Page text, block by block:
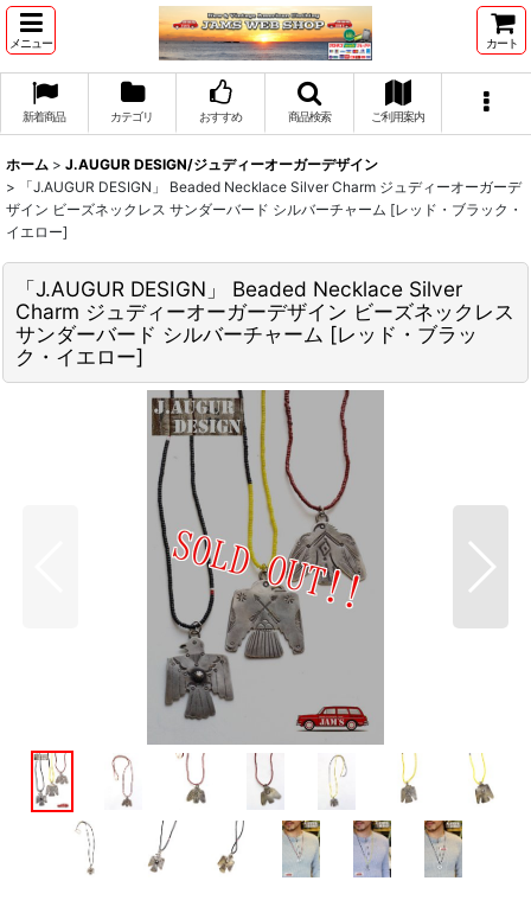
メニュー カート
新着商品 カテゴリ おすすめ 商品検索 ご利用案内
ホーム > J.AUGUR DESIGN/ジュディーオーガーデザイン
>
「J.AUGUR DESIGN」 Beaded Necklace Silver Charm ジュディーオーガーデ
ザイン ビーズネックレス サンダーバード シルバーチャーム [レッド・ブラック・
イエロー]
「J.AUGUR DESIGN」 Beaded Necklace Silver
Charm ジュディーオーガーデザイン ビーズネックレス
サンダーバード シルバーチャーム [レッド・ブラッ
ク・イエロー]